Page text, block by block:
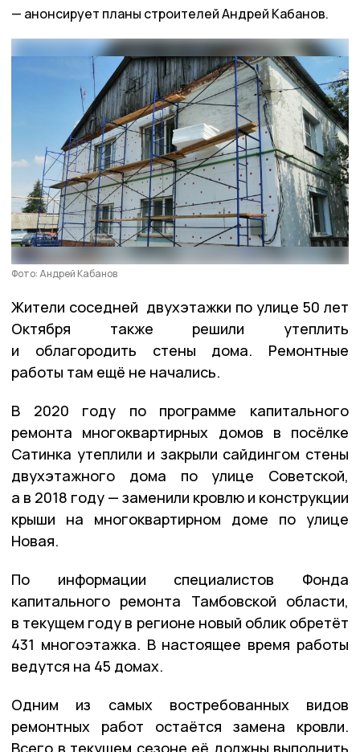
анонсирует планы строителей Андрей Кабанов.
Фото: Андрей Кабанов
Жители соседней двухэтажки по улице 50 лет
Октября также решили утеплить
и облагородить стены дома. Ремонтные
работы там ещё не начались.
В 2020 году по программе капитального
ремонта многоквартирных домов в посёлке
Сатинка утеплили и закрыли сайдингом стены
двухэтажного дома по улице Советской,
а в 2018 году — заменили кровлю и конструкции
крыши на многоквартирном доме по улице
Новая.
По информации специалистов Фонда
капитального ремонта Тамбовской области,
в текущем году в регионе новый облик обретёт
431 многоэтажка. В настоящее время работы
ведутся на 45 домах.
Одним из самых востребованных видов
ремонтных работ остаётся замена кровли.
Всего в текущем сезоне её должны выполнить